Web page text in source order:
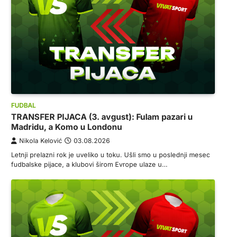
FUDBAL
TRANSFER PIJACA (3. avgust): Fulam pazari u
Madridu, a Komo u Londonu
Nikola Kelović 03.08.2026
Letnji prelazni rok je uveliko u toku. Ušli smo u poslednji mesec
fudbalske pijace, a klubovi širom Evrope ulaze u…